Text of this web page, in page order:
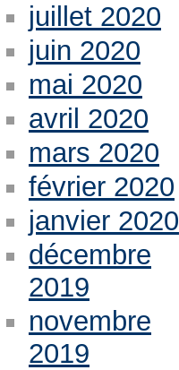
juillet 2020
juin 2020
mai 2020
avril 2020
mars 2020
février 2020
janvier 2020
décembre
2019
novembre
2019